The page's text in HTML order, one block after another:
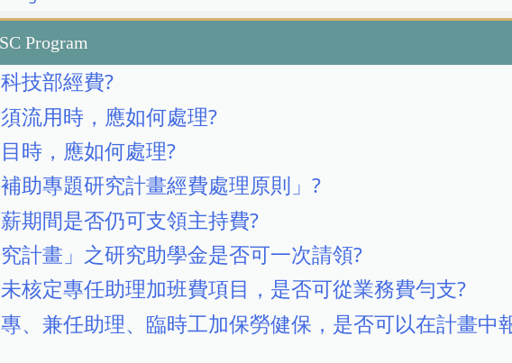
Program
技部經費?
流用時，應如何處理?
時，應如何處理?
助專題研究計畫經費處理原則」?
期間是否仍可支領主持費?
計畫」之研究助學金是否可一次請領?
核定專任助理加班費項目，是否可從業務費勻支?
、兼任助理、臨時工加保勞健保，是否可以在計畫中